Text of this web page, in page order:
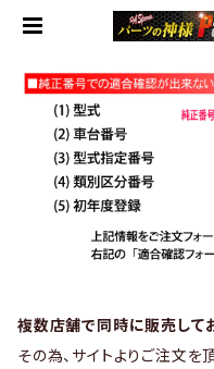
複数店舗で同時に販売してお
その為、サイトよりご注文